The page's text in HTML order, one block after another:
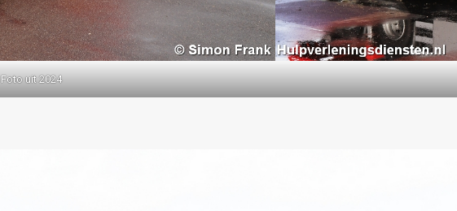
Foto uit 2024